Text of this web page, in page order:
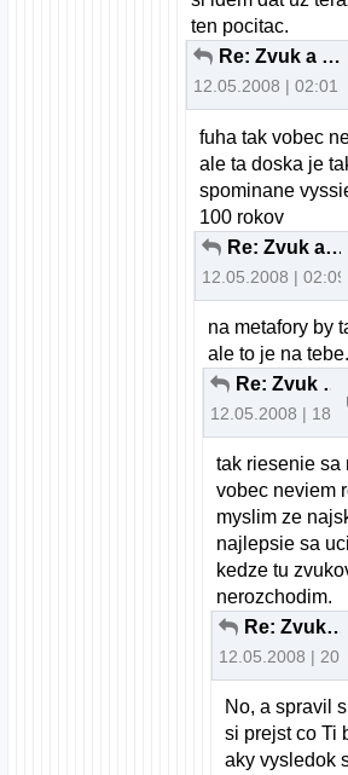
ten pocitac.
Re: Zvuk a Mandriva 2008.0 pomoc
12.05.2008 | 02:01
fuha tak vobec
ale ta doska je
spominane
100 rokov
Re: Zvuk a Mandriva 2008.0 pomoc
12.05.2008 | 02:09
na metafory by
ale to je na
Re: Zvuk a Mandriva 2008.0 pomoc
12.05.2008 |
tak riesenie sa
vobec neviem
myslim ze
najlepsie sa
kedze tu
nerozchodim.
Re: Zvuk a Mandriva 2008.0 pomoc
12.05.2008 |
No, a spravil
si prejst co Ti
aky vysledok